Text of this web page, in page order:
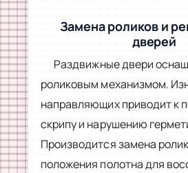
Замена роликов и
дверей
Раздвижные двери
роликовым механизмом.
направляющих приводит к
скрипу и нарушению
Производится замена
положения полотна для